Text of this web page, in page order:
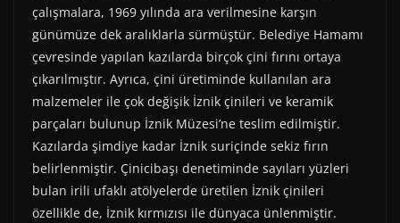
çalışmalara, 1969 yılında ara verilmesine karşın
günümüze dek aralıklarla sürmüştür. Belediye Hamamı
çevresinde yapılan kazılarda birçok çini fırını ortaya
çıkarılmıştır. Ayrıca, çini üretiminde kullanılan ara
malzemeler ile çok değişik İznik çinileri ve keramik
parçaları bulunup İznik Müzesi’ne teslim edilmiştir.
Kazılarda şimdiye kadar İznik suriçinde sekiz fırın
belirlenmiştir. Çinicibaşı denetiminde sayıları yüzleri
bulan irili ufaklı atölyelerde üretilen İznik çinileri
özellikle de, İznik kırmızısı ile dünyaca ünlenmiştir.